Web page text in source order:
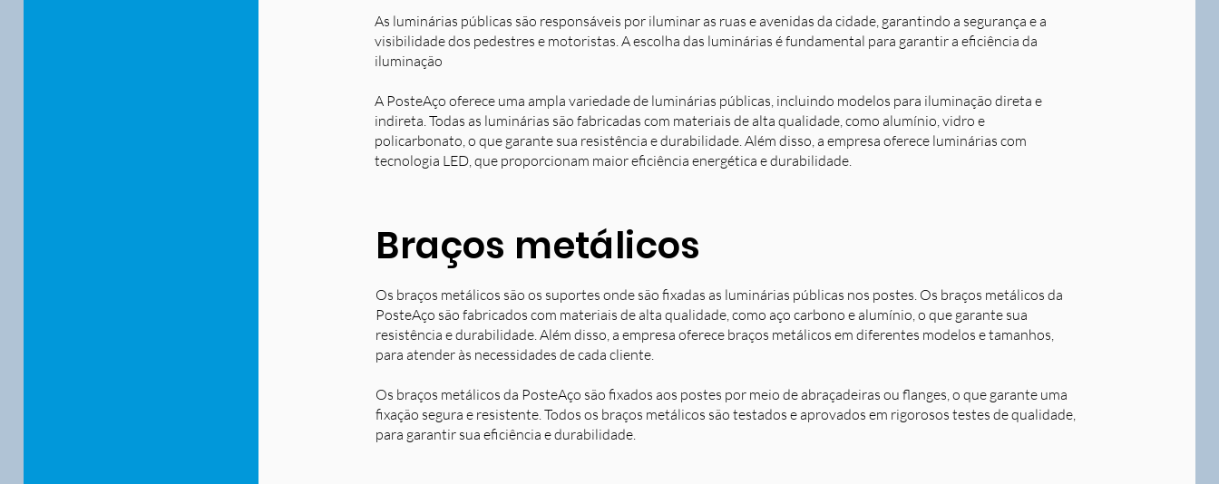
As luminárias públicas são responsáveis por iluminar as ruas e avenidas da cidade, garantindo a segurança e a
visibilidade dos pedestres e motoristas. A escolha das luminárias é fundamental para garantir a eficiência da
iluminação
A PosteAço oferece uma ampla variedade de luminárias públicas, incluindo modelos para iluminação direta e
indireta. Todas as luminárias são fabricadas com materiais de alta qualidade, como alumínio, vidro e
policarbonato, o que garante sua resistência e durabilidade. Além disso, a empresa oferece luminárias com
tecnologia LED, que proporcionam maior eficiência energética e durabilidade.
Braços metálicos
Os braços metálicos são os suportes onde são fixadas as luminárias públicas nos postes. Os braços metálicos da
PosteAço são fabricados com materiais de alta qualidade, como aço carbono e alumínio, o que garante sua
resistência e durabilidade. Além disso, a empresa oferece braços metálicos em diferentes modelos e tamanhos,
para atender às necessidades de cada cliente.
Os braços metálicos da PosteAço são fixados aos postes por meio de abraçadeiras ou flanges, o que garante uma
fixação segura e resistente. Todos os braços metálicos são testados e aprovados em rigorosos testes de qualidade,
para garantir sua eficiência e durabilidade.